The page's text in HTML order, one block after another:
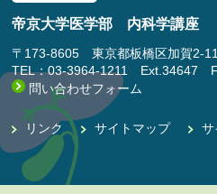
帝京大学医学部 内科学講座
〒173-8605 東京都板橋区加賀2-
TEL：03-3964-1211 Ext.34647
問い合わせフォーム
リンク サイトマップ サ